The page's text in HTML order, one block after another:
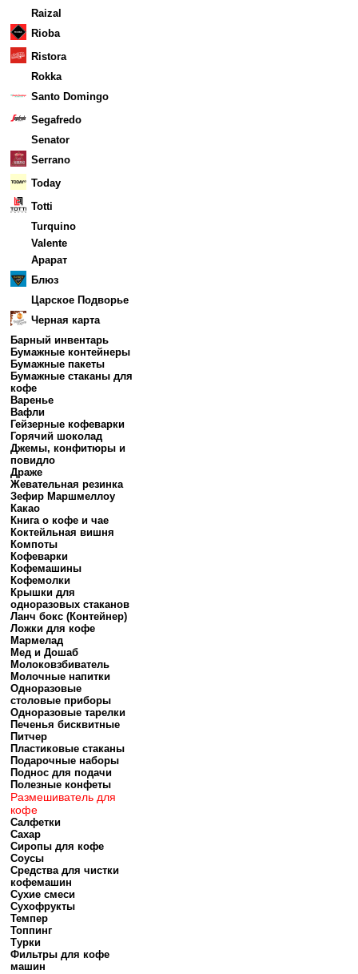
Raizal
Rioba
Ristora
Rokka
Santo Domingo
Segafredo
Senator
Serrano
Today
Totti
Turquino
Valente
Арарат
Блюз
Царское Подворье
Черная карта
Барный инвентарь
Бумажные контейнеры
Бумажные пакеты
Бумажные стаканы для
кофе
Варенье
Вафли
Гейзерные кофеварки
Горячий шоколад
Джемы, конфитюры и
повидло
Драже
Жевательная резинка
Зефир Маршмеллоу
Какао
Книга о кофе и чае
Коктейльная вишня
Компоты
Кофеварки
Кофемашины
Кофемолки
Крышки для
одноразовых стаканов
Ланч бокс (Контейнер)
Ложки для кофе
Мармелад
Мед и Дошаб
Молоковзбиватель
Молочные напитки
Одноразовые
столовые приборы
Одноразовые тарелки
Печенья бисквитные
Питчер
Пластиковые стаканы
Подарочные наборы
Поднос для подачи
Полезные конфеты
Размешиватель для
кофе
Салфетки
Сахар
Сиропы для кофе
Соусы
Средства для чистки
кофемашин
Сухие смеси
Сухофрукты
Темпер
Топпинг
Турки
Фильтры для кофе
машин